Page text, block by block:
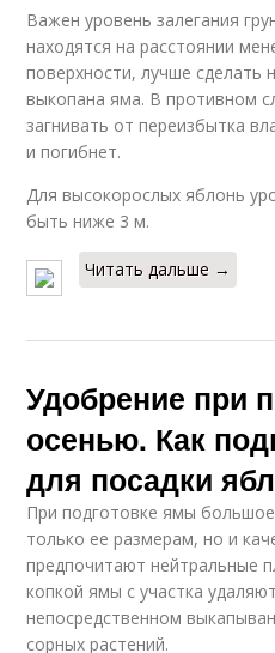
Важен уровень залегания
находятся на расстоянии
поверхности, лучше сделать
выкопана яма. В противном
загнивать от переизбытка
и погибнет.
Для высокорослых яблонь
быть ниже 3 м.
Читать дальше →
Удобрение при
осенью. Как
для посадки
При подготовке ямы
только ее размерам, но и
предпочитают нейтральные
копкой ямы с участка
непосредственном
сорных растений.